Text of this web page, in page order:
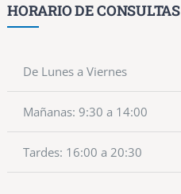
HORARIO DE CONSULTAS
De Lunes a Viernes
Mañanas: 9:30 a 14:00
Tardes: 16:00 a 20:30